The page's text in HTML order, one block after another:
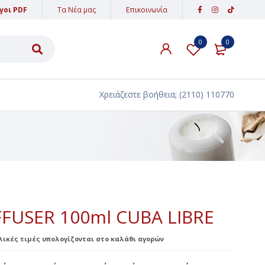
ΑΜΜΟΣ - ΠΕΤΡΕΣ
ΥΦΑΣΜΑΤΑ-ΚΟΡΔΕΛΕΣ-ΚΟΡΔΟΝΙΑ
PARTY POPPER
ΒΕΓΓΑΛΙΚΑ ΤΟΥΡΤΑΣ
PDF Τα Νέα μας Επικοινωνία
0
0
Χρειάζεστε βοήθεια; (2110) 110770
100ml CUBA LIBRE
τιμές υπολογίζονται στο καλάθι αγορών